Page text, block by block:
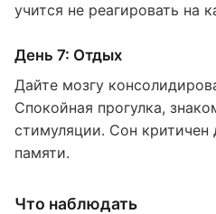
учится не реагировать на
День 7: Отдых
Дайте мозгу
Спокойная прогулка,
стимуляции. Сон
памяти.
Что наблюдать